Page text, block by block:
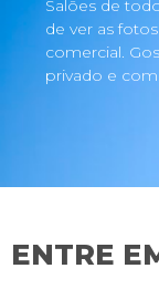
Salões de
de ver as
comercial.
privado e com
ENTRE